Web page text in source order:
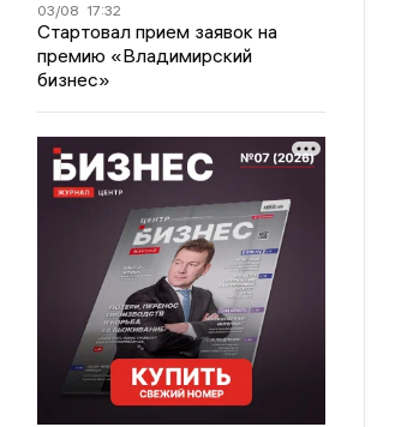
03/08 17:32
Стартовал прием заявок на
премию «Владимирский
бизнес»